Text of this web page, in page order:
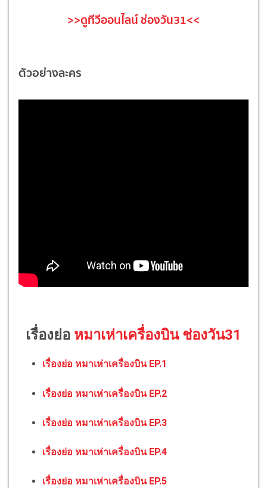
>>ดูทีวีออนไลน์ ช่องวัน31<<
ตัวอย่างละคร
เรื่องย่อ หมาเห่าเครื่องบิน ช่องวัน31
เรื่องย่อ หมาเห่าเครื่องบิน EP.1
เรื่องย่อ หมาเห่าเครื่องบิน EP.2
เรื่องย่อ หมาเห่าเครื่องบิน EP.3
เรื่องย่อ หมาเห่าเครื่องบิน EP.4
เรื่องย่อ หมาเห่าเครื่องบิน EP.5